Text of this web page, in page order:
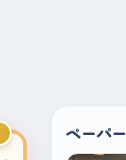
ペーパ